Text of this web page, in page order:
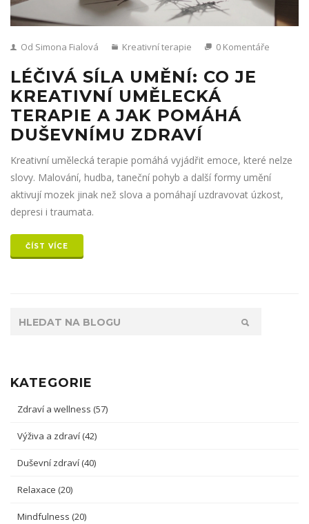
Od Simona Fialová Kreativní terapie 0 Komentáře
LÉČIVÁ SÍLA UMĚNÍ: CO JE
KREATIVNÍ UMĚLECKÁ
TERAPIE A JAK POMÁHÁ
DUŠEVNÍMU ZDRAVÍ
Kreativní umělecká terapie pomáhá vyjádřit emoce, které nelze
slovy. Malování, hudba, taneční pohyb a další formy umění
aktivují mozek jinak než slova a pomáhají uzdravovat úzkost,
depresi i traumata.
ČÍST VÍCE
KATEGORIE
Zdraví a wellness (57)
Výživa a zdraví (42)
Duševní zdraví (40)
Relaxace (20)
Mindfulness (20)